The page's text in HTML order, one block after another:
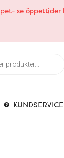
se öppettider
KUNDSERVICE